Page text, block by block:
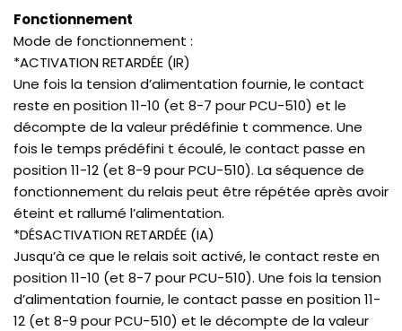
Fonctionnement
Mode de fonctionnement :
*ACTIVATION RETARDÉE (IR)
Une fois la tension d’alimentation fournie, le contact
reste en position 11-10 (et 8-7 pour PCU-510) et le
décompte de la valeur prédéfinie t commence. Une
fois le temps prédéfini t écoulé, le contact passe en
position 11-12 (et 8-9 pour PCU-510). La séquence de
fonctionnement du relais peut être répétée après avoir
éteint et rallumé l’alimentation.
*DÉSACTIVATION RETARDÉE (IA)
Jusqu’à ce que le relais soit activé, le contact reste en
position 11-10 (et 8-7 pour PCU-510). Une fois la tension
d’alimentation fournie, le contact passe en position 11-
12 (et 8-9 pour PCU-510) et le décompte de la valeur